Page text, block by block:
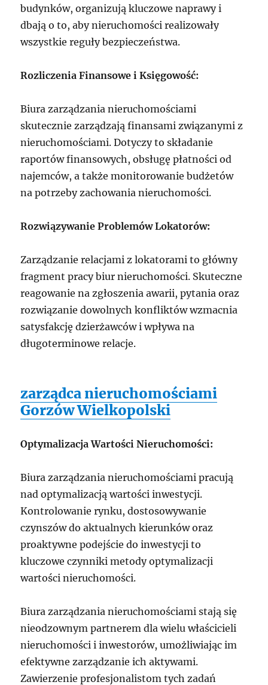
budynków, organizują kluczowe naprawy i
dbają o to, aby nieruchomości realizowały
wszystkie reguły bezpieczeństwa.
Rozliczenia Finansowe i Księgowość:
Biura zarządzania nieruchomościami
skutecznie zarządzają finansami związanymi z
nieruchomościami. Dotyczy to składanie
raportów finansowych, obsługę płatności od
najemców, a także monitorowanie budżetów
na potrzeby zachowania nieruchomości.
Rozwiązywanie Problemów Lokatorów:
Zarządzanie relacjami z lokatorami to główny
fragment pracy biur nieruchomości. Skuteczne
reagowanie na zgłoszenia awarii, pytania oraz
rozwiązanie dowolnych konfliktów wzmacnia
satysfakcję dzierżawców i wpływa na
długoterminowe relacje.
zarządca nieruchomościami
Gorzów Wielkopolski
Optymalizacja Wartości Nieruchomości:
Biura zarządzania nieruchomościami pracują
nad optymalizacją wartości inwestycji.
Kontrolowanie rynku, dostosowywanie
czynszów do aktualnych kierunków oraz
proaktywne podejście do inwestycji to
kluczowe czynniki metody optymalizacji
wartości nieruchomości.
Biura zarządzania nieruchomościami stają się
nieodzownym partnerem dla wielu właścicieli
nieruchomości i inwestorów, umożliwiając im
efektywne zarządzanie ich aktywami.
Zawierzenie profesjonalistom tych zadań